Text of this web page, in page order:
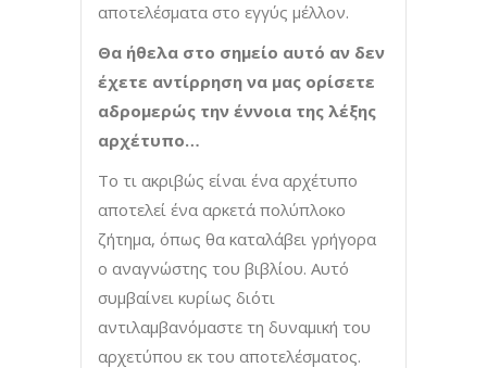
αποτελέσματα στο εγγύς μέλλον.
Θα ήθελα στο σημείο αυτό αν δεν
έχετε αντίρρηση να μας ορίσετε
αδρομερώς την έννοια της λέξης
αρχέτυπο…
Το τι ακριβώς είναι ένα αρχέτυπο
αποτελεί ένα αρκετά πολύπλοκο
ζήτημα, όπως θα καταλάβει γρήγορα
ο αναγνώστης του βιβλίου. Αυτό
συμβαίνει κυρίως διότι
αντιλαμβανόμαστε τη δυναμική του
αρχετύπου εκ του αποτελέσματος.